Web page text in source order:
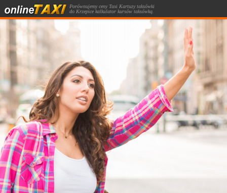
Porównujemy ceny Taxi Kartuzy taksówki
do Krzepice kalkulator kursów taksówką.